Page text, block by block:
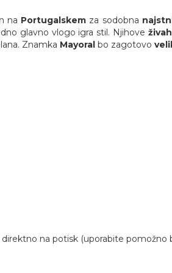
na Portugalskem za sodobna
glavno vlogo igra stil. Njihove
Znamka Mayoral bo zagotovo
na potisk (uporabite